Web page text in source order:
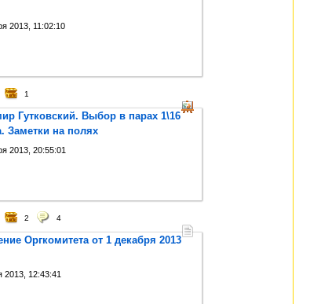
2013, 11:02:10
1
Гутковский. Выбор в парах 1\16
Заметки на полях
2013, 20:55:01
2 4
Оргкомитета от 1 декабря 2013
2013, 12:43:41